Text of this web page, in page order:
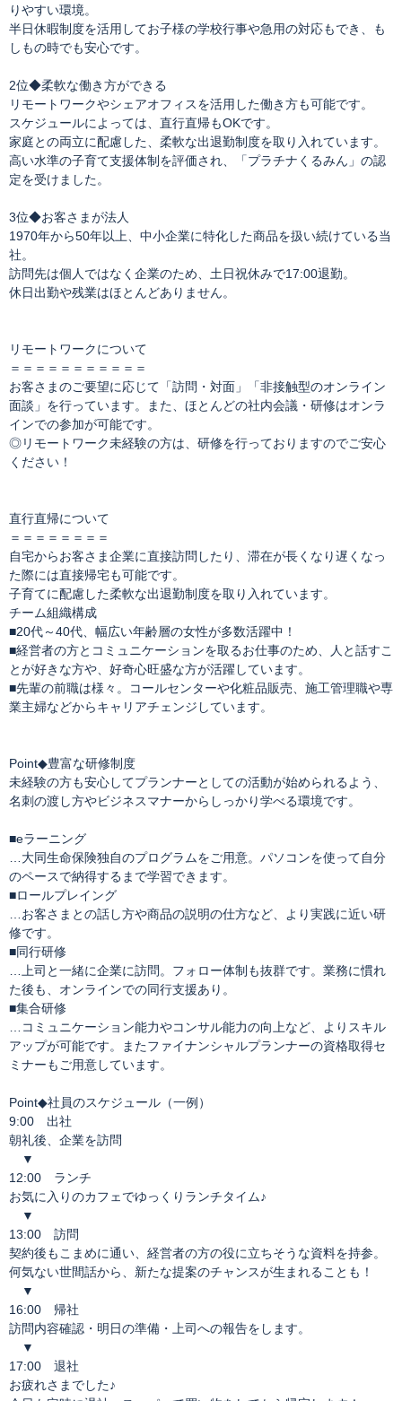
りやすい環境。
半日休暇制度を活用してお子様の学校行事や急用の対応もでき、も
しもの時でも安心です。
2位◆柔軟な働き方ができる
リモートワークやシェアオフィスを活用した働き方も可能です。
スケジュールによっては、直行直帰もOKです。
家庭との両立に配慮した、柔軟な出退勤制度を取り入れています。
高い水準の子育て支援体制を評価され、「プラチナくるみん」の認
定を受けました。
3位◆お客さまが法人
1970年から50年以上、中小企業に特化した商品を扱い続けている当
社。
訪問先は個人ではなく企業のため、土日祝休みで17:00退勤。
休日出勤や残業はほとんどありません。
リモートワークについて
＝＝＝＝＝＝＝＝＝＝＝
お客さまのご要望に応じて「訪問・対面」「非接触型のオンライン
面談」を行っています。また、ほとんどの社内会議・研修はオンラ
インでの参加が可能です。
◎リモートワーク未経験の方は、研修を行っておりますのでご安心
ください！
直行直帰について
＝＝＝＝＝＝＝＝
自宅からお客さま企業に直接訪問したり、滞在が長くなり遅くなっ
た際には直接帰宅も可能です。
子育てに配慮した柔軟な出退勤制度を取り入れています。
チーム組織構成
■20代～40代、幅広い年齢層の女性が多数活躍中！
■経営者の方とコミュニケーションを取るお仕事のため、人と話すこ
とが好きな方や、好奇心旺盛な方が活躍しています。
■先輩の前職は様々。コールセンターや化粧品販売、施工管理職や専
業主婦などからキャリアチェンジしています。
Point◆豊富な研修制度
未経験の方も安心してプランナーとしての活動が始められるよう、
名刺の渡し方やビジネスマナーからしっかり学べる環境です。
■eラーニング
…大同生命保険独自のプログラムをご用意。パソコンを使って自分
のペースで納得するまで学習できます。
■ロールプレイング
…お客さまとの話し方や商品の説明の仕方など、より実践に近い研
修です。
■同行研修
…上司と一緒に企業に訪問。フォロー体制も抜群です。業務に慣れ
た後も、オンラインでの同行支援あり。
■集合研修
…コミュニケーション能力やコンサル能力の向上など、よりスキル
アップが可能です。またファイナンシャルプランナーの資格取得セ
ミナーもご用意しています。
Point◆社員のスケジュール（一例）
9:00 出社
朝礼後、企業を訪問
▼
12:00 ランチ
お気に入りのカフェでゆっくりランチタイム♪
▼
13:00 訪問
契約後もこまめに通い、経営者の方の役に立ちそうな資料を持参。
何気ない世間話から、新たな提案のチャンスが生まれることも！
▼
16:00 帰社
訪問内容確認・明日の準備・上司への報告をします。
▼
17:00 退社
お疲れさまでした♪